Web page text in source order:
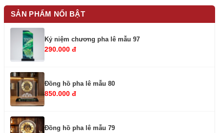
SẢN PHẨM NỔI BẬT
Kỷ niệm chương pha lê mẫu 97
290.000 đ
Đồng hồ pha lê mẫu 80
850.000 đ
Đồng hồ pha lê mẫu 79